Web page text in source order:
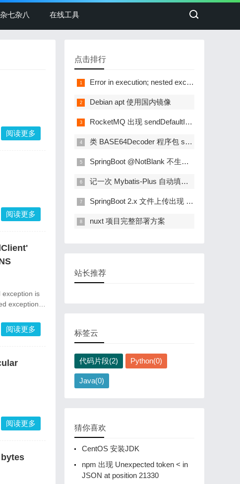
杂七杂八 在线工具
阅读更多
阅读更多
exception is
exception is
阅读更多
阅读更多
点击排行
Error in execution; nested exception is io.lettuce.core.RedisCommandExecutionException: ERR DISABLE You can't write or read against a disable instance
Debian apt 使用国内镜像
RocketMQ 出现 sendDefaultImpl call timeout 问题
类 BASE64Decoder 程序包 sun.misc 找不到符号
SpringBoot @NotBlank 不生效问题
记一次 Mybatis-Plus 自动填充无效问题解决
SpringBoot 2.x 文件上传出现 The field file exceeds its maximum permitted size of 1048576 bytes
nuxt 项目完整部署方案
站长推荐
标签云
代码片段(2) Python(0)
Java(0)
猜你喜欢
CentOS 安装JDK
npm 出现 Unexpected token < in
JSON at position 21330